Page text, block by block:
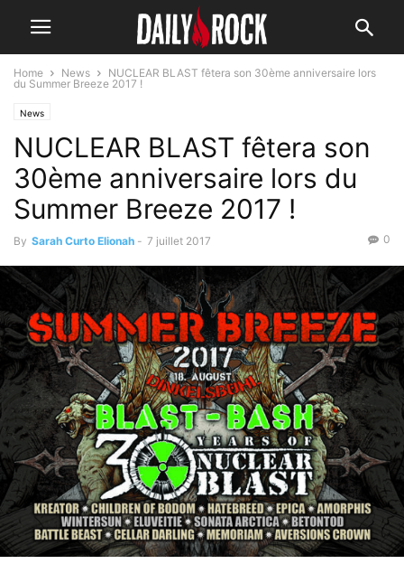
Home News
NUCLEAR BLAST fêtera son 30ème anniversaire lors
du Summer Breeze 2017 !
News
NUCLEAR BLAST fêtera son
30ème anniversaire lors du
Summer Breeze 2017 !
By Sarah Curto Elionah - 7 juillet 2017 0